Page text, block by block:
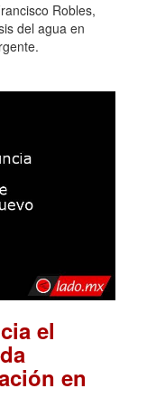
Robles,
del agua en
el
en